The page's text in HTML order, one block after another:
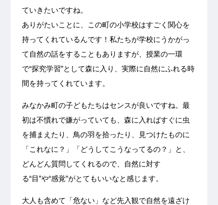
ていきたいですね。
ありがたいことに、この町の小学校はすごく関心を
持ってくれているんです！私たちが学校にうかがっ
て自然の話をすることもありますが、授業の一環
で“探究学習”として森に入り、実際に自然にふれる時
間を持ってくれています。
みなかみ町の子どもたちはセンスが良いですね。最
初は不慣れで嫌がっていても、森に入ればすぐに虫
を捕まえたり、鳥の羽を拾ったり、見つけたものに
「これなに？」「どうしてこうなってるの？」と、
どんどん質問してくれるので、自然に対す
る“目”や“感覚”がとてもいいなと感じます。
大人も含めて「危ない」など先入観で自然を遠ざけ